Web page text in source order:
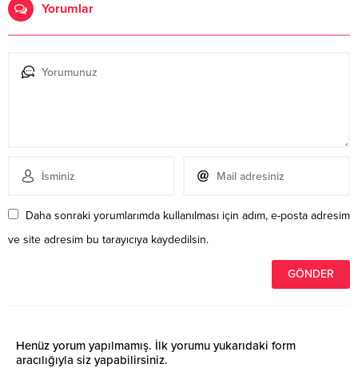
Yorumlar
Daha sonraki yorumlarımda kullanılması için adım, e-posta adresim
ve site adresim bu tarayıcıya kaydedilsin.
Henüz yorum yapılmamış. İlk yorumu yukarıdaki form
aracılığıyla siz yapabilirsiniz.